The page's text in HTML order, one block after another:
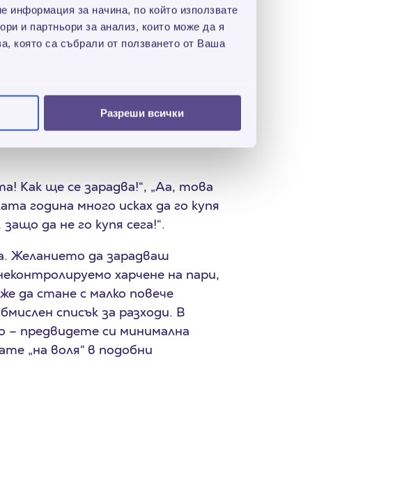
за начина, по който използвате
и партньори за анализ, които може да я
която са събрали от ползването от Ваша
Разреши всички
ден!) в няколко различни места
пицария, мексиканска
ясно е, че малко е
Как ще се зарадва!“, „Аа, това
година много исках да го купя
да не го купя сега!“.
Желанието да зарадваш
харчене на пари,
да стане с малко повече
списък за разходи. В
– предвидете си минимална
„на воля“ в подобни